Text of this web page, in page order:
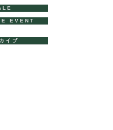
EVENT
イブ